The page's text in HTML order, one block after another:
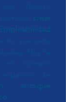
Talento
crear
pensada
Hoy la
en formato
de
enfoque